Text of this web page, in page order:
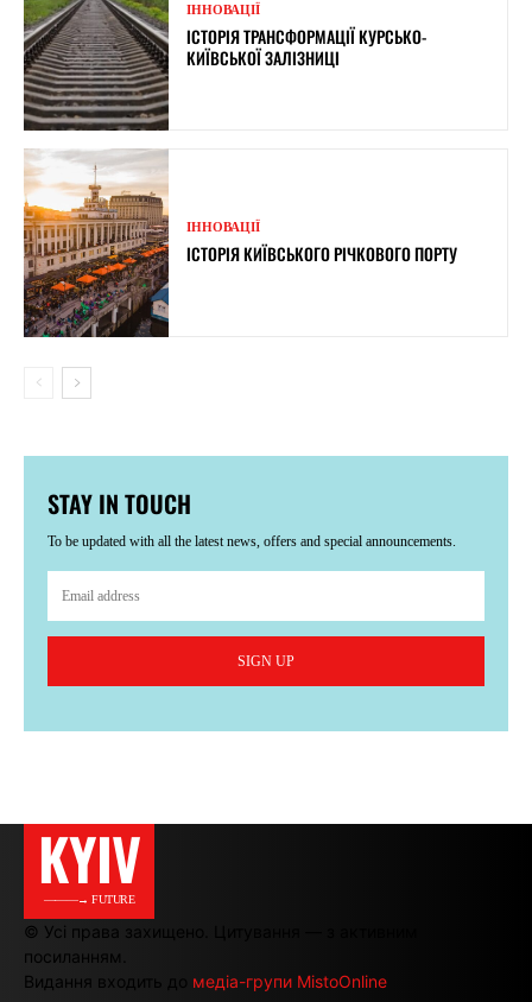
ІННОВАЦІЇ
ІСТОРІЯ ТРАНСФОРМАЦІЇ КУРСЬКО-
КИЇВСЬКОЇ ЗАЛІЗНИЦІ
ІННОВАЦІЇ
ІСТОРІЯ КИЇВСЬКОГО РІЧКОВОГО ПОРТУ
STAY IN TOUCH
To be updated with all the latest news, offers and special announcements.
SIGN UP
KYIV
———→ FUTURE
© Усі права захищено. Цитування — з активним
посиланням.
Видання входить до медіа-групи MistoOnline